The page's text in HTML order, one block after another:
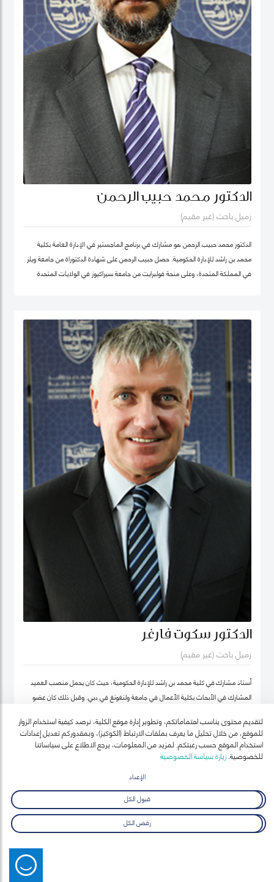
الدكتور محمد حبيب الرحمن
زميل باحث (غير مقيم)
الدكتور محمد حبيب الرحمن هو مشارك في برنامج الماجستير في الإدارة العامة بكلية
محمد بن راشد للإدارة الحكومية. حصل حبيب الرحمن على شهادة الدكتوراة من جامعة ويلز
في المملكة المتحدة، وعلى منحة فولبرايت من جامعة سيراكيوز في الولايات المتحدة
الجامعات، ومنها جامعة دكا (بنغلاديش)، وجامعة ليكهيد (كندا)، وجامعة ساوث باسيفيك
(فيجي)، وجامعة بروناي دار السلام (بروناي). وخلال عمله في جامعة بروناي دار السلام،
عمل في كلية الأعمال، والاقتصاد والدراسات السياسية ومعهد الدراسات السياسية كقائد
برنامج لدراسات الخريجين. ومنذ بداية مسيرته المهنية الأكاديمية، تميز الدكتور حبيب الرحمن
بنشاط كبير في إجراء البحوث حيث نشرت العديد من بحوثه في دوريات محكمة وله أيضاً
عدد من الكتب التي قام بتحريرها. كما قدم أوراقاً، وأدار جلسات حوارية في عدة مؤتمرات
الدكتور سكوت فارغر
زميل باحث (غير مقيم)
أستاذ مشارك في كلية محمد بن راشد للإدارة الحكومية، حيث كان يحمل منصب العميد
المشارك في الأبحاث بكلية الأعمال في جامعة ولنغونغ في دبي. وقبل ذلك كان عضو
نيوزيلندا لدراسات سوق العمل (معهد أبحاث العمل في نيوزيلندا حالياً).
لتقديم محتوى يناسب اهتماماتكم، وتطوير إدارة موقع الكلية، نرصد كيفية استخدام الزوار
للموقع، من خلال تحليل ما يعرف بملفات الارتباط (الكوكيز)، وبمقدوركم تعديل إعدادات
استخدام الموقع حسب رغبتكم. لمزيد من المعلومات، يرجع الاطلاع على سياساتنا
للخصوصية.زيارة سياسة الخصوصية
الإعداد
قبول الكل
رفض الكل